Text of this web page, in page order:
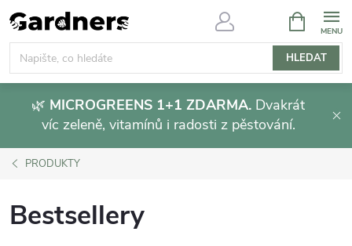
Přejít
na
obsah
HLEDAT
NÁKUPNÍ
KOŠÍK
🌿 MICROGREENS 1+1 ZDARMA. Dvakrát
víc zeleně, vitamínů i radosti z pěstování.
PRODUKTY
Bestsellery